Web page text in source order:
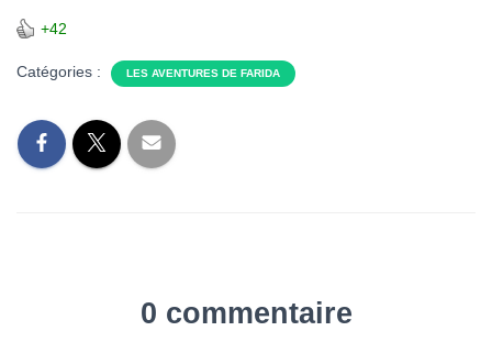
+42
Catégories : LES AVENTURES DE FARIDA
0 commentaire